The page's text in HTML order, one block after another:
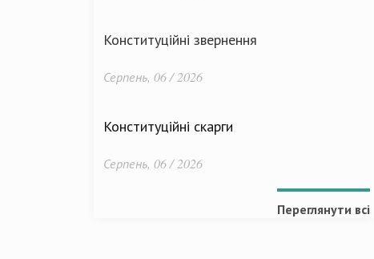
Конституційні звернення
Серпень, 06 / 2026
Конституційні скарги
Серпень, 06 / 2026
Переглянути всі